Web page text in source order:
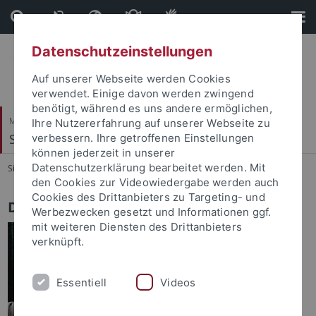
Direkt
zum
Inhalt
Direkt
zur
Fußleiste
Mathematisch-Naturwissenschaftliche Fakultät
Soil Science & Geomorphology
Sie sind hier: Startseite ... Work Group
Dr. Einar Eberhardt
Address:
Soil Science and Geomorphology
Datenschutzeinstellungen
Auf unserer Webseite werden Cookies
verwendet. Einige davon werden zwingend
benötigt, während es uns andere ermöglichen,
Ihre Nutzererfahrung auf unserer Webseite zu
verbessern. Ihre getroffenen Einstellungen
können jederzeit in unserer
Datenschutzerklärung bearbeitet werden. Mit
den Cookies zur Videowiedergabe werden auch
Cookies des Drittanbieters zu Targeting- und
Werbezwecken gesetzt und Informationen ggf.
mit weiteren Diensten des Drittanbieters
verknüpft.
Essentiell Videos